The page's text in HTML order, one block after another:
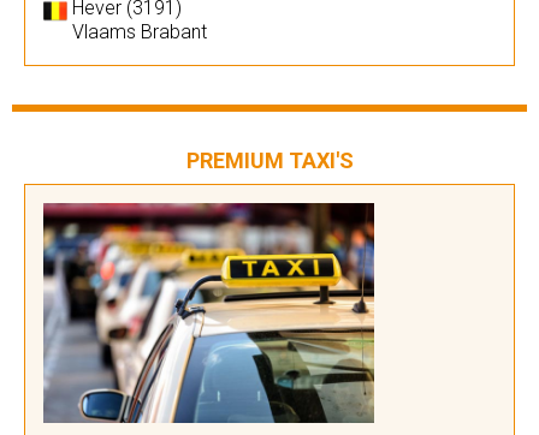
Hever (3191)
Vlaams Brabant
PREMIUM TAXI'S